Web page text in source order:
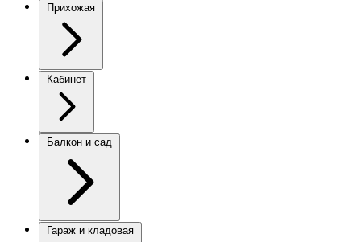
Прихожая
Кабинет
Балкон и сад
Гараж и кладовая